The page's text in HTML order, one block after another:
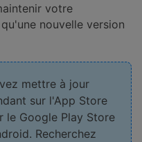
votre
nouvelle version
mettre à jour
sur l'App Store
le Google Play Store
Recherchez